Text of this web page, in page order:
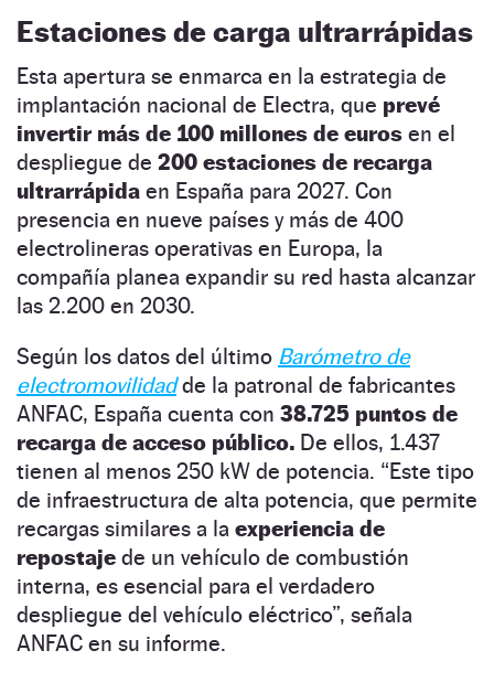
Estaciones de carga ultrarrápidas
Esta apertura se enmarca en la estrategia de
implantación nacional de Electra, que prevé
invertir más de 100 millones de euros en el
despliegue de 200 estaciones de recarga
ultrarrápida en España para 2027. Con
presencia en nueve países y más de 400
electrolineras operativas en Europa, la
compañía planea expandir su red hasta alcanzar
las 2.200 en 2030.
Según los datos del último Barómetro de
electromovilidadde la patronal de fabricantes
ANFAC, España cuenta con 38.725 puntos de
recarga de acceso público. De ellos, 1.437
tienen al menos 250 kW de potencia. “Este tipo
de infraestructura de alta potencia, que permite
recargas similares a la experiencia de
repostaje de un vehículo de combustión
interna, es esencial para el verdadero
despliegue del vehículo eléctrico”, señala
ANFAC en su informe.